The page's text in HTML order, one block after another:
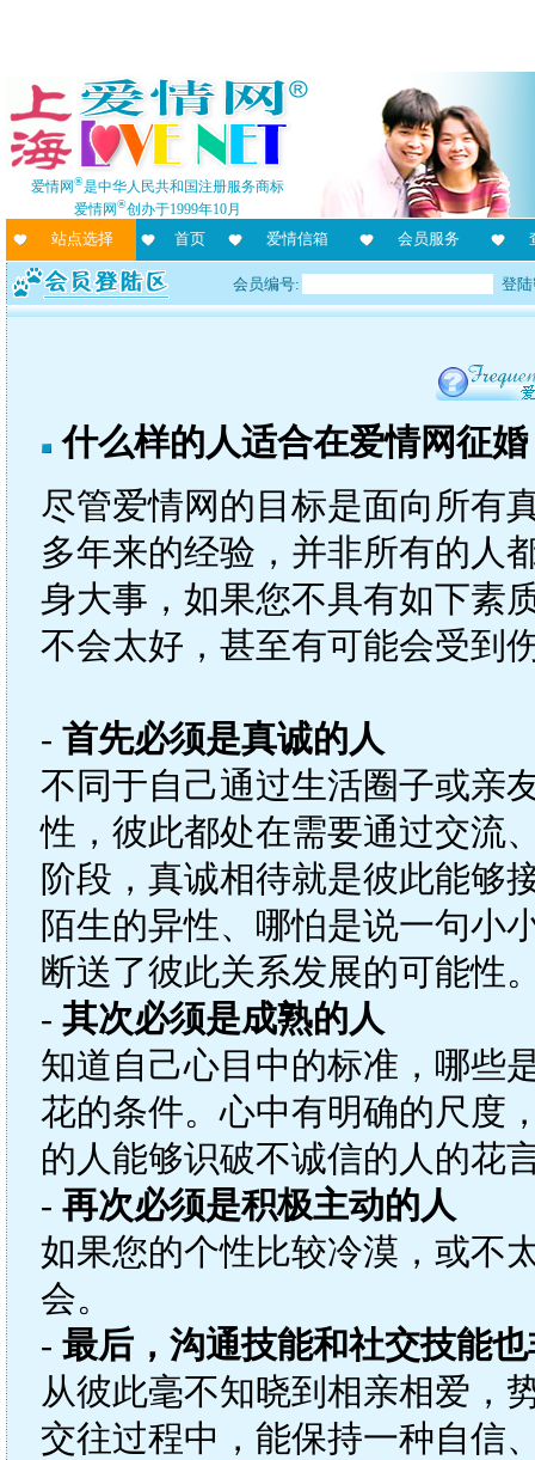
爱情网®是中华人民共和国注册服务商标
爱情网®创办于1999年10月
站点选择 首页 爱情信箱 会员服务
会员编号: 登
什么样的人适合在爱情网征
尽管爱情网的目标是面向所有
多年来的经验，并非所有的人
身大事，如果您不具有如下素
不会太好，甚至有可能会受到
- 首先必须是真诚的人
不同于自己通过生活圈子或亲
性，彼此都处在需要通过交流
阶段，真诚相待就是彼此能够
陌生的异性、哪怕是说一句小
断送了彼此关系发展的可能性
- 其次必须是成熟的人
知道自己心目中的标准，哪些
花的条件。心中有明确的尺度
的人能够识破不诚信的人的花
- 再次必须是积极主动的人
如果您的个性比较冷漠，或不
会。
- 最后，沟通技能和社交技能
从彼此毫不知晓到相亲相爱，
交往过程中，能保持一种自信